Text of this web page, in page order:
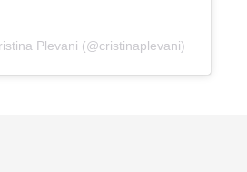
Plevani (@cristinaplevani)